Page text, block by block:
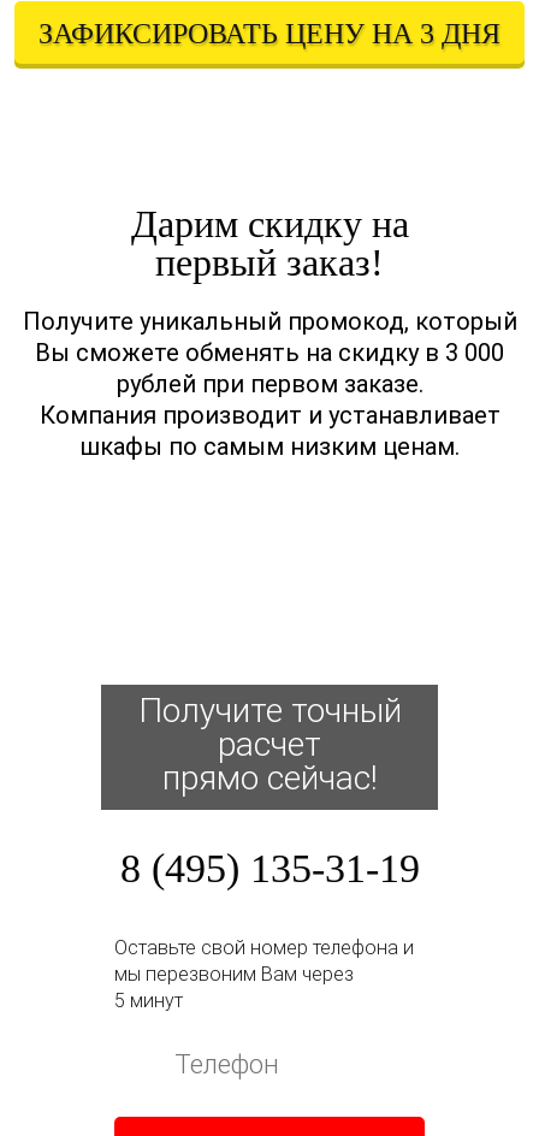
ЗАФИКСИРОВАТЬ ЦЕНУ НА 3 ДНЯ
Оставляя свои контактные данные, вы подтверждаете свое совершеннолетие,
Дарим скидку на
первый заказ!
Получите уникальный промокод, который
Вы сможете обменять на скидку в 3 000
рублей при первом заказе.
Компания производит и устанавливает
шкафы по самым низким ценам.
Получите точный
расчет
прямо сейчас!
8 (495) 135-31-19
Оставьте свой номер телефона и
мы перезвоним Вам через
5 минут